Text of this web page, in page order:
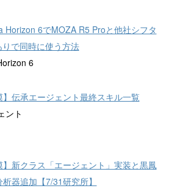
Horizon 6でMOZA R5 Proと他社シフタ
で同時に使う方法
6
】伝承エージェント最終スキル一覧
ント
】新クラス「エージェント」実装と黒鳳
器追加【7/31研究所】